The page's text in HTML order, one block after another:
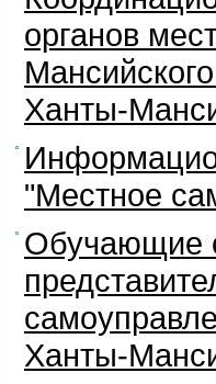
органов
Ханты-
"Местное
Обучающие
Ханты-